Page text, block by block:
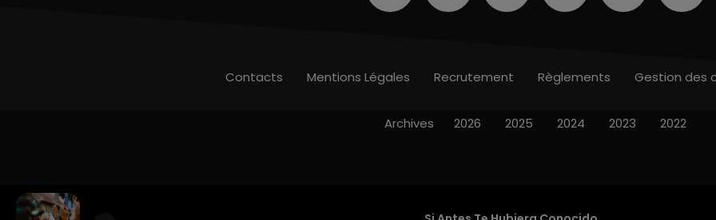
Contacts Mentions Légales Recrutement Règlements Gestion des
Archives 2026 2025 2024 2023 2022